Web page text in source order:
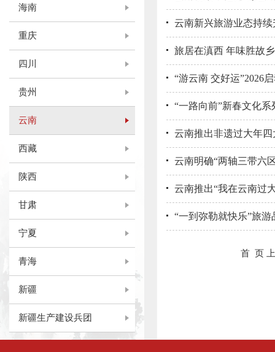
海南
重庆
四川
贵州
云南
西藏
陕西
甘肃
宁夏
青海
新疆
新疆生产建设兵团
云南新兴旅游业态持续
旅居在滇西 年味胜故乡
“游云南 交好运”2026
“一路向前”新春文化系
云南推出非遗过大年
云南明确“两轴三带六
云南推出“我在云南过
“一到弥勒就快乐”旅游
首 页